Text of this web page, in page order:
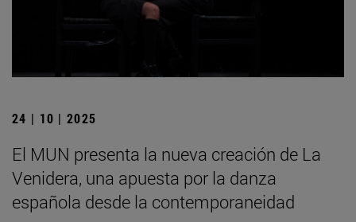
24 | 10 | 2025
El MUN presenta la nueva creación de La
Venidera, una apuesta por la danza
española desde la contemporaneidad